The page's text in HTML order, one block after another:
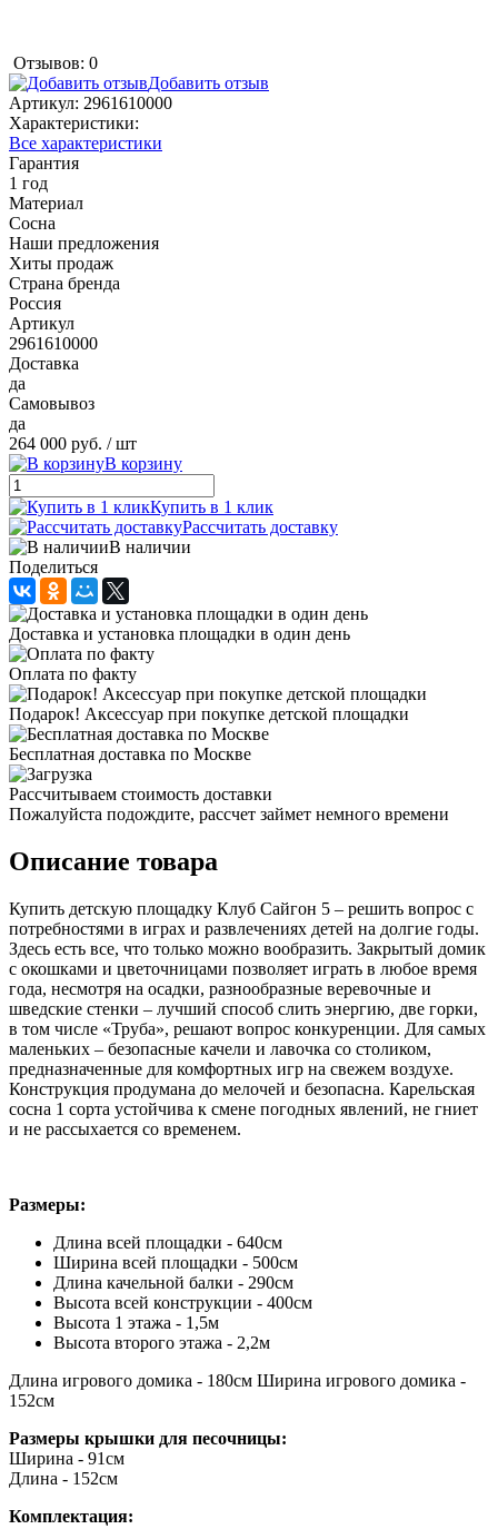
Отзывов: 0
Добавить отзыв
Артикул: 2961610000
Характеристики:
Все характеристики
Гарантия
1 год
Материал
Сосна
Наши предложения
Хиты продаж
Страна бренда
Россия
Артикул
2961610000
Доставка
да
Самовывоз
да
264 000 руб. / шт
В корзину
Купить в 1 клик
Рассчитать доставку
В наличии
Поделиться
Доставка и установка площадки в один день
Оплата по факту
Подарок! Аксессуар при покупке детской площадки
Бесплатная доставка по Москве
Рассчитываем стоимость доставки
Пожалуйста подождите, рассчет займет немного времени
Описание товара
Купить детскую площадку Клуб Сайгон 5 – решить вопрос с
потребностями в играх и развлечениях детей на долгие годы.
Здесь есть все, что только можно вообразить. Закрытый домик
с окошками и цветочницами позволяет играть в любое время
года, несмотря на осадки, разнообразные веревочные и
шведские стенки – лучший способ слить энергию, две горки,
в том числе «Труба», решают вопрос конкуренции. Для самых
маленьких – безопасные качели и лавочка со столиком,
предназначенные для комфортных игр на свежем воздухе.
Конструкция продумана до мелочей и безопасна. Карельская
сосна 1 сорта устойчива к смене погодных явлений, не гниет
и не рассыхается со временем.
Размеры:
Длина всей площадки - 640см
Ширина всей площадки - 500см
Длина качельной балки - 290см
Высота всей конструкции - 400см
Высота 1 этажа - 1,5м
Высота второго этажа - 2,2м
Длина игрового домика - 180см Ширина игрового домика -
152см
Размеры крышки для песочницы:
Ширина - 91см
Длина - 152см
Комплектация: